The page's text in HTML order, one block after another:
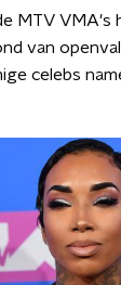
MTV VMA's
van
celebs